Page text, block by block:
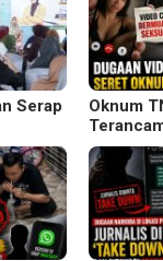
Serap
Oknum